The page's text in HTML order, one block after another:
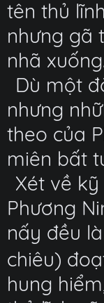
tên thủ
nhưng gã
nhã
Dù một
nhưng
theo của
miên bất
Xét về
Phương
nấy đều
chiêu)
hung